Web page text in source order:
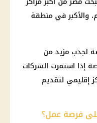
والأكبر في منطقة
لجذب مزيد من
إذا استمرت الشركات
إقليمي لتقديم
فرصة عمل؟